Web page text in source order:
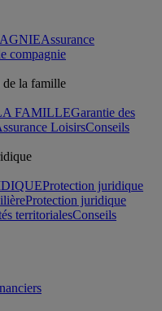
Assurance
compagnie
FAMILLEGarantie des
LoisirsConseils
Protection juridique
Protection juridique
territorialesConseils